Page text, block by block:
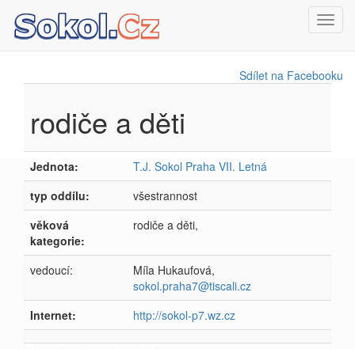
Sdílet na Facebooku
rodiče a děti
Jednota:
T.J. Sokol Praha VII. Letná
typ oddílu:
všestrannost
věková
kategorie:
rodiče a děti,
vedoucí:
Míla Hukaufová,
sokol.praha7@tiscali.cz
Internet:
http://sokol-p7.wz.cz